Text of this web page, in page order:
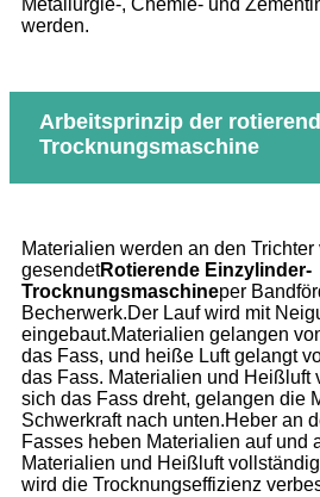
Metallurgie-, Chemie- und
werden.
Arbeitsprinzip der
Trocknungsmaschine
Materialien werden an den Trichter
gesendetRotierende Einzylinder-
Trocknungsmaschineper
Becherwerk.Der Lauf wird mit
eingebaut.Materialien gelangen
das Fass, und heiße Luft gelangt
das Fass. Materialien und Heißluft
sich das Fass dreht, gelangen die
Schwerkraft nach unten.Heber an
Fasses heben Materialien auf und
Materialien und Heißluft
wird die Trocknungseffizienz